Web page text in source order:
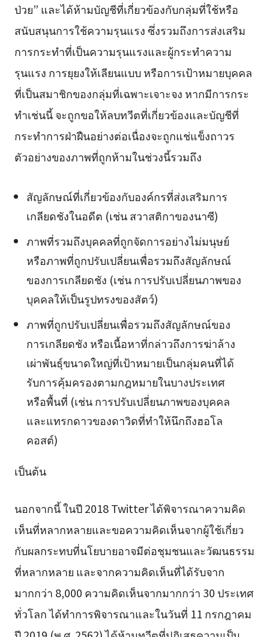
ป่วย” และได้ห้ามบัญชีที่เกี่ยวข้องกับกลุ่มที่ใช้หรือ
สนับสนุนการใช้ความรุนแรง ซึ่งรวมถึงการส่งเสริม
การกระทำที่เป็นความรุนแรงและผู้กระทำความ
รุนแรง การยุยงให้เลียนแบบ หรือการเป้าหมายบุคคล
ที่เป็นสมาชิกของกลุ่มที่เฉพาะเจาะจง หากมีการกระ
ทำเช่นนี้ จะถูกขอให้ลบทวีตที่เกี่ยวข้องและบัญชีที่
กระทำการฝ่าฝืนอย่างต่อเนื่องจะถูกแช่แข็งถาวร
ตัวอย่างของภาพที่ถูกห้ามในช่วงนี้รวมถึง
สัญลักษณ์ที่เกี่ยวข้องกับองค์กรที่ส่งเสริมการ
เกลียดชังในอดีต (เช่น สวาสติกาของนาซี)
ภาพที่รวมถึงบุคคลที่ถูกจัดการอย่างไม่มนุษย์
หรือภาพที่ถูกปรับเปลี่ยนเพื่อรวมถึงสัญลักษณ์
ของการเกลียดชัง (เช่น การปรับเปลี่ยนภาพของ
บุคคลให้เป็นรูปทรงของสัตว์)
ภาพที่ถูกปรับเปลี่ยนเพื่อรวมถึงสัญลักษณ์ของ
การเกลียดชัง หรือเนื้อหาที่กล่าวถึงการฆ่าล้าง
เผ่าพันธุ์ขนาดใหญ่ที่เป้าหมายเป็นกลุ่มคนที่ได้
รับการคุ้มครองตามกฎหมายในบางประเทศ
หรือพื้นที่ (เช่น การปรับเปลี่ยนภาพของบุคคล
และแทรกดาวของดาวิดที่ทำให้นึกถึงฮอโล
คอสต์)
เป็นต้น
นอกจากนี้ ในปี 2018 Twitter ได้พิจารณาความคิด
เห็นที่หลากหลายและขอความคิดเห็นจากผู้ใช้เกี่ยว
กับผลกระทบที่นโยบายอาจมีต่อชุมชนและวัฒนธรรม
ที่หลากหลาย และจากความคิดเห็นที่ได้รับจาก
มากกว่า 8,000 ความคิดเห็นจากมากกว่า 30 ประเทศ
ทั่วโลก ได้ทำการพิจารณาและในวันที่ 11 กรกฎาคม